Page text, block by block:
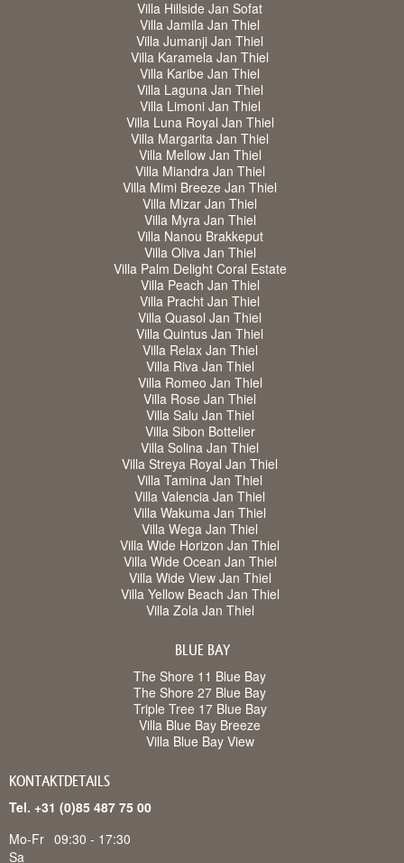
Villa Hillside Jan Sofat
Villa Jamila Jan Thiel
Villa Jumanji Jan Thiel
Villa Karamela Jan Thiel
Villa Karibe Jan Thiel
Villa Laguna Jan Thiel
Villa Limoni Jan Thiel
Villa Luna Royal Jan Thiel
Villa Margarita Jan Thiel
Villa Mellow Jan Thiel
Villa Miandra Jan Thiel
Villa Mimi Breeze Jan Thiel
Villa Mizar Jan Thiel
Villa Myra Jan Thiel
Villa Nanou Brakkeput
Villa Oliva Jan Thiel
Villa Palm Delight Coral Estate
Villa Peach Jan Thiel
Villa Pracht Jan Thiel
Villa Quasol Jan Thiel
Villa Quintus Jan Thiel
Villa Relax Jan Thiel
Villa Riva Jan Thiel
Villa Romeo Jan Thiel
Villa Rose Jan Thiel
Villa Salu Jan Thiel
Villa Sibon Bottelier
Villa Solina Jan Thiel
Villa Streya Royal Jan Thiel
Villa Tamina Jan Thiel
Villa Valencia Jan Thiel
Villa Wakuma Jan Thiel
Villa Wega Jan Thiel
Villa Wide Horizon Jan Thiel
Villa Wide Ocean Jan Thiel
Villa Wide View Jan Thiel
Villa Yellow Beach Jan Thiel
Villa Zola Jan Thiel
BLUE BAY
The Shore 11 Blue Bay
The Shore 27 Blue Bay
Triple Tree 17 Blue Bay
Villa Blue Bay Breeze
Villa Blue Bay View
KONTAKTDETAILS
Tel. +31 (0)85 487 75 00
Mo-Fr 09:30 - 17:30
Sa